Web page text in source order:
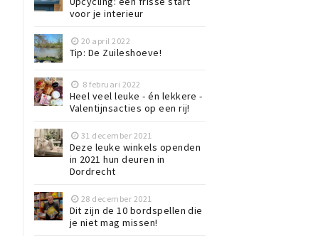
voor je interieur
20 april 2022
Tip: De Zuileshoeve!
8 februari 2022
Heel veel leuke - én lekkere -
Valentijnsacties op een rij!
31 december 2021
Deze leuke winkels openden
in 2021 hun deuren in
Dordrecht
28 december 2021
Dit zijn de 10 bordspellen die
je niet mag missen!